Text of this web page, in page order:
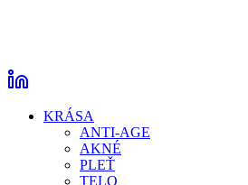
KRÁSA
ANTI-AGE
AKNÉ
PLEŤ
TELO